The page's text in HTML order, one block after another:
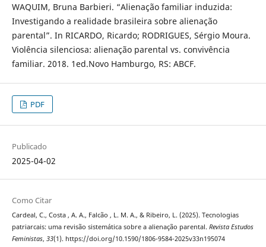
WAQUIM, Bruna Barbieri. “Alienação familiar induzida:
Investigando a realidade brasileira sobre alienação
parental”. In RICARDO, Ricardo; RODRIGUES, Sérgio Moura.
Violência silenciosa: alienação parental vs. convivência
familiar. 2018. 1ed.Novo Hamburgo, RS: ABCF.
PDF
Publicado
2025-04-02
Como Citar
Cardeal, C., Costa , A. A., Falcão , L. M. A., & Ribeiro, L. (2025). Tecnologias
patriarcais: uma revisão sistemática sobre a alienação parental. Revista Estudos
Feministas, 33(1). https://doi.org/10.1590/1806-9584-2025v33n195074